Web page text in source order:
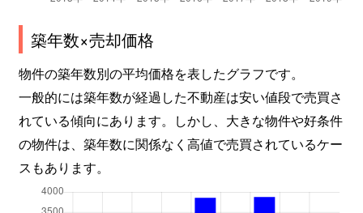
築年数×売却価格
物件の築年数別の平均価格を表したグラフです。
一般的には築年数が経過した不動産は安い値段で売買さ
れている傾向にあります。しかし、大きな物件や好条件
の物件は、築年数に関係なく高値で売買されているケー
スもあります。